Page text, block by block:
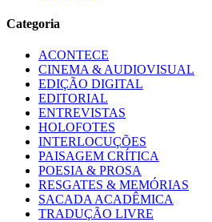
Categoria
ACONTECE
CINEMA & AUDIOVISUAL
EDIÇÃO DIGITAL
EDITORIAL
ENTREVISTAS
HOLOFOTES
INTERLOCUÇÕES
PAISAGEM CRÍTICA
POESIA & PROSA
RESGATES & MEMÓRIAS
SACADA ACADÊMICA
TRADUÇÃO LIVRE